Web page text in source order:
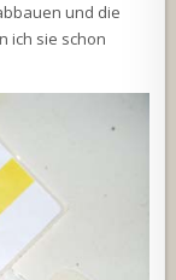
und die
ich sie schon